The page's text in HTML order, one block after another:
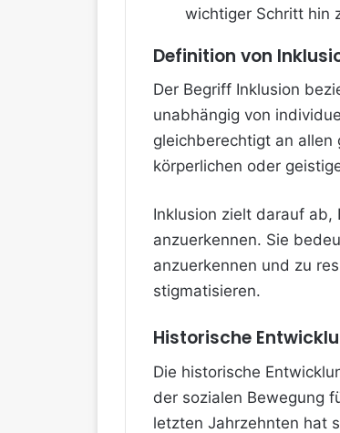
wichtiger Schritt hin
Definition von
Der Begriff Inklusion
unabhängig von
gleichberechtigt an allen
körperlichen oder
Inklusion zielt darauf ab,
anzuerkennen. Sie
anzuerkennen und zu
stigmatisieren.
Historische
Die historische
der sozialen Bewegung
letzten Jahrzehnten hat